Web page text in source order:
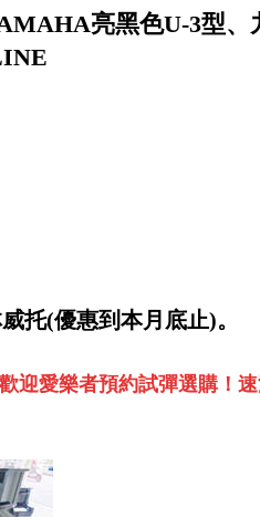
亮黑色U-3型、
托(優惠到本月底止)。
迎愛樂者預約試彈選購！